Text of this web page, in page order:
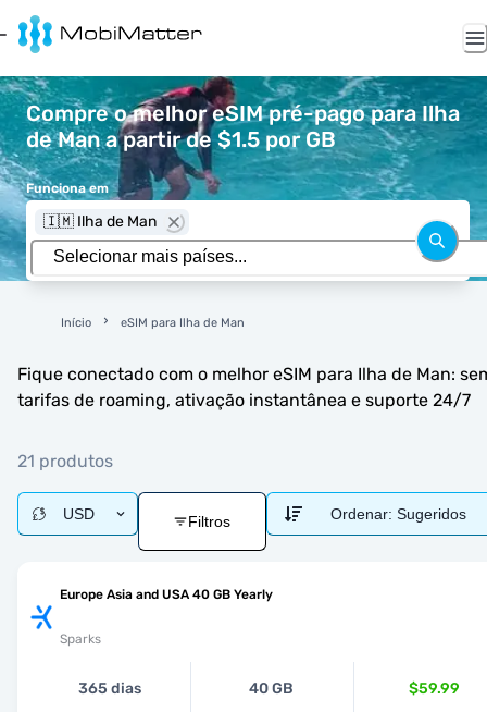
Compre o melhor eSIM pré-pago para Ilha
de Man a partir de $1.5 por GB
Funciona em
🇮🇲 Ilha de Man
Início eSIM para Ilha de Man
Fique conectado com o melhor eSIM para Ilha de Man:
tarifas de roaming, ativação instantânea e suporte 24/7
21 produtos
USD Filtros Ordenar: Sugeridos
Europe Asia and USA 40 GB Yearly
Sparks
365 dias 40 GB $59.99